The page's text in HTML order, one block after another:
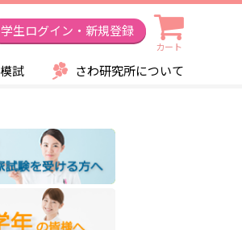
学生ログイン・新規登録
カート
模試 さわ研究所について